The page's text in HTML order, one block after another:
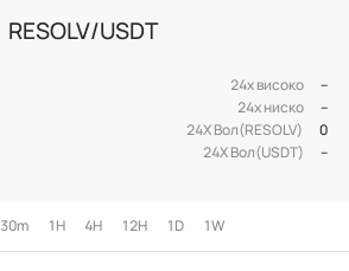
RESOLV/USDT
24х високо
--
24х ниско
--
24Х Вол(RESOLV)
0
24Х Вол(USDT)
--
30m 1H 4H 12H 1D 1W